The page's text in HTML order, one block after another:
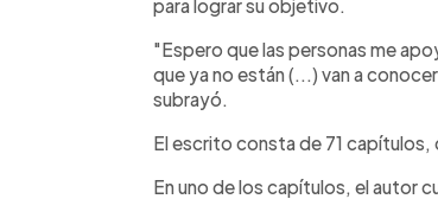
para lograr su objetivo.
"Espero que las personas me
que ya no están (...) van a
subrayó.
El escrito consta de 71 capítulos,
En uno de los capítulos, el autor